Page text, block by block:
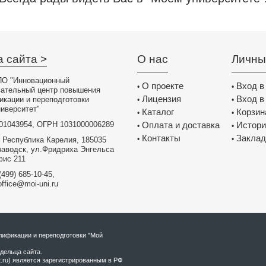
ИМК
образования
п.Тарасовский
" который
на ФГОС ДО
путь
и дальнейших
по
"Загадка"
пространства и
Первым
стала
сайта >
"Инновационный
центр повышения
и переподготовки
ОГРН 1031000006289
Республика Карелия, 185035
ул.Фридриха Энгельса
211
685-10-45,
uni.ru
О нас
• О проекте
• Лицензия
• Каталог
• Оплата и доставка
• Контакты
• Вход в
• Вход
•
•
•
и переподготовки "Мой
сайта.
является зарегистрированным в РФ